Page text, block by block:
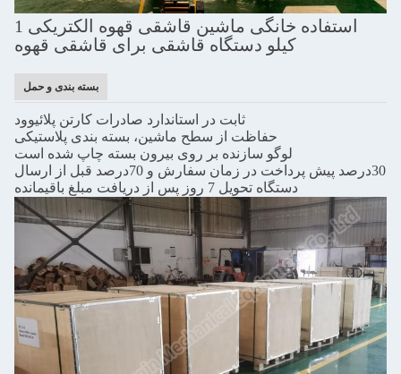
استفاده خانگی ماشین قاشقی قهوه الکتریکی 1
کیلو دستگاه قاشقی برای قاشقی قهوه
بسته بندی و حمل
ثابت در استاندارد صادرات کارتن پلائیوود
حفاظت از سطح ماشین، بسته بندی پلاستیکی
لوگو سازنده بر روی بیرون بسته چاپ شده است
30درصد پيش پرداخت در زمان سفارش و 70درصد قبل از ارسال
دستگاه تحویل 7 روز پس از دریافت مبلغ باقیمانده